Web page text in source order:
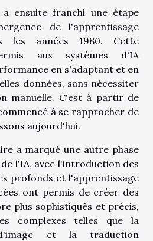
ensuite franchi une étape
de l'apprentissage
les années 1980. Cette
aux systèmes d'IA
en s'adaptant et en
données, sans nécessiter
manuelle. C'est à partir de
à se rapprocher de
aujourd'hui.
a marqué une autre phase
l'IA, avec l'introduction des
profonds et l'apprentissage
ont permis de créer des
plus sophistiqués et précis,
complexes telles que la
d'image et la traduction